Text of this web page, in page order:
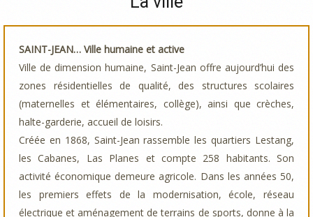
SAINT-JEAN… Ville humaine et active
Ville de dimension humaine, Saint-Jean offre aujourd’hui des
zones résidentielles de qualité, des structures scolaires
(maternelles et élémentaires, collège), ainsi que crèches,
halte-garderie, accueil de loisirs.
Créée en 1868, Saint-Jean rassemble les quartiers Lestang,
les Cabanes, Las Planes et compte 258 habitants. Son
activité économique demeure agricole. Dans les années 50,
les premiers effets de la modernisation, école, réseau
électrique et aménagement de terrains de sports, donne à la